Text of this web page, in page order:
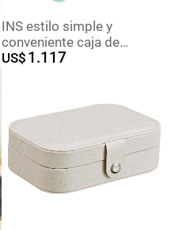
INS estilo simple y
conveniente caja de
almacenamiento de joyas
joyas de viaje anti-
oxidación
US$ 1.117